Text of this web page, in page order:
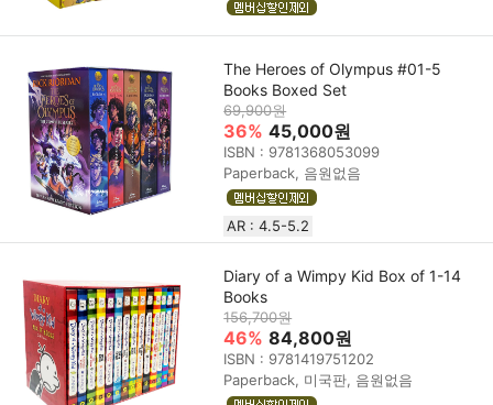
The Heroes of Olympus #01-5
Books Boxed Set
69,900원
36% 45,000원
ISBN : 9781368053099
Paperback, 음원없음
AR : 4.5-5.2
Diary of a Wimpy Kid Box of 1-14
Books
156,700원
46% 84,800원
ISBN : 9781419751202
Paperback, 미국판, 음원없음